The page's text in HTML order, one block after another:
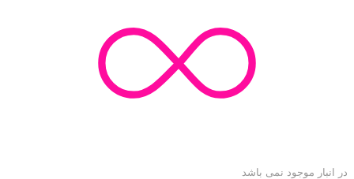
در انبار موجود نمی باشد